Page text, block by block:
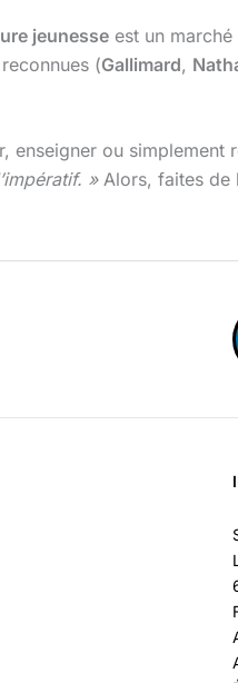
jeunesse est un
reconnues (Gallimard,
enseigner ou simplement
»Alors, faites de